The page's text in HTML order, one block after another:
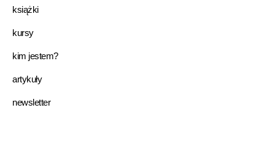
książki
kursy
kim jestem?
artykuły
newsletter